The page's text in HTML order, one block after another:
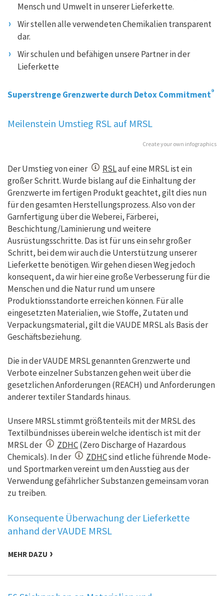
Mensch und Umwelt in unserer Lieferkette.
Wir stellen alle verwendeten Chemikalien transparent
dar.
Wir schulen und befähigen unsere Partner in der
Lieferkette
Superstrenge Grenzwerte durch Detox Commitment®
Meilenstein Umstieg RSL auf MRSL
Create your own infographics
Der Umstieg von einer RSLauf eine MRSL ist ein
großer Schritt. Wurde bislang auf die Einhaltung der
Grenzwerte im fertigen Produkt geachtet, gilt dies nun
für den gesamten Herstellungsprozess. Also von der
Garnfertigung über die Weberei, Färberei,
Beschichtung/Laminierung und weitere
Ausrüstungsschritte. Das ist für uns ein sehr großer
Schritt, bei dem wir auch die Unterstützung unserer
Lieferkette benötigen. Wir gehen diesen Weg jedoch
konsequent, da wir hier eine große Verbesserung für die
Menschen und die Natur rund um unsere
Produktionsstandorte erreichen können. Für alle
eingesetzten Materialien, wie Stoffe, Zutaten und
Verpackungsmaterial, gilt die VAUDE MRSL als Basis der
Geschäftsbeziehung.
Die in der VAUDE MRSL genannten Grenzwerte und
Verbote einzelner Substanzen gehen weit über die
gesetzlichen Anforderungen (REACH) und Anforderungen
anderer textiler Standards hinaus.
Unsere MRSL stimmt größtenteils mit der MRSL des
Textilbündnisses überein welche identisch ist mit der
MRSL der
ZDHC(Zero Discharge of Hazardous
Chemicals). In der
ZDHCsind etliche führende Mode-
und Sportmarken vereint um den Ausstieg aus der
Verwendung gefährlicher Substanzen gemeinsam voran
zu treiben.
Konsequente Überwachung der Lieferkette
anhand der VAUDE MRSL
MEHR DAZU